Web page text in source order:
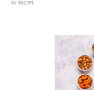
IN: RECIPE